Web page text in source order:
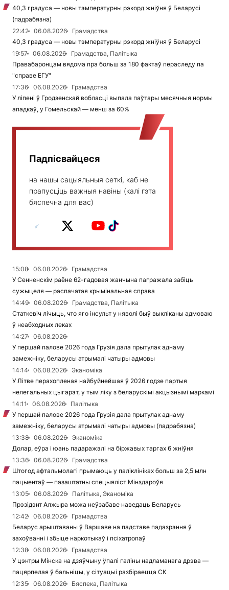
40,3 градуса — новы тэмпературны рэкорд жніўня ў Беларусі
(падрабязна)
22:42
06.08.2026
Грамадства
40,3 градуса — новы тэмпературны рэкорд жніўня ў Беларусі
19:57
06.08.2026
Грамадства, Палітыка
Правабаронцам вядома пра больш за 180 фактаў пераследу па
"справе ЕГУ"
17:36
06.08.2026
Грамадства
У ліпені ў Гродзенскай вобласці выпала паўтары месячныя нормы
ападкаў, у Гомельскай — менш за 60%
Падпісвайцеся
на нашы сацыяльныя сеткі, каб не
прапусціць важныя навіны (калі гэта
бяспечна для вас)
15:08 06.08.2026
Грамадства
У Сенненскім раёне 62-гадовая жанчына пагражала забіць
сужыцеля — распачатая крымінальная справа
14:49
06.08.2026
Грамадства, Палітыка
Статкевіч лічыць, что яго інсульт у няволі быў выкліканы адмоваю
ў неабходных леках
14:27
06.08.2026
У першай палове 2026 года Грузія дала прытулак аднаму
замежніку, беларусы атрымалі чатыры адмовы
14:14
06.08.2026
Эканоміка
У Літве перахопленая найбуйнейшая ў 2026 годзе партыя
нелегальных цыгарэт, у тым ліку з беларускімі акцызнымі маркамі
14:11
06.08.2026
Палітыка
У першай палове 2026 года Грузія дала прытулак аднаму
замежніку, беларусы атрымалі чатыры адмовы (падрабязна)
13:38
06.08.2026
Эканоміка
Долар, еўра і юань падаражэлі на біржавых таргах 6 жніўня
13:36
06.08.2026
Грамадства
Штогод афтальмолагі прымаюць у паліклініках больш за 2,5 млн
пацыентаў — пазаштатны спецыяліст Мінздароўя
13:05
06.08.2026
Палітыка, Эканоміка
Прэзідэнт Алжыра можа неўзабаве наведаць Беларусь
12:42
06.08.2026
Грамадства
Беларус арыштаваны ў Варшаве на падставе падазрэння ў
захоўванні і збыце наркотыкаў і псіхатропаў
12:38
06.08.2026
Грамадства
У цэнтры Мінска на дзяўчыну ўпалі галіны надламанага дрэва —
пацярпелая ў бальніцы, у сітуацыі разбіраецца СК
12:35
06.08.2026
Бяспека, Палітыка